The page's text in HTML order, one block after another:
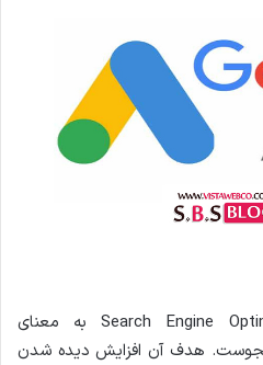
سئو مخفف عبارت Search Engine Optimization به معنای
هدف آن افزایش دیده شدن